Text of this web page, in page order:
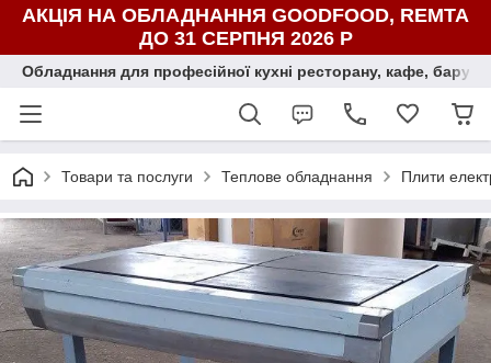
АКЦІЯ НА ОБЛАДНАННЯ GOODFOOD, REMTA
ДО 31 СЕРПНЯ 2026 Р
Обладнання для професійної кухні ресторану, кафе, бару,
Товари та послуги Теплове обладнання Плити